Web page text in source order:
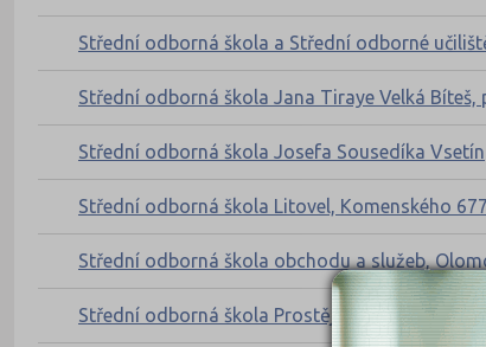
Střední odborná škola a Střední odborné
Střední odborná škola Jana Tiraye Velká
Střední odborná škola Josefa Sousedíka Vsetín
Střední odborná škola Litovel, Komenského 677
Střední odborná škola obchodu a služeb,
Střední odborná škola Prostějov